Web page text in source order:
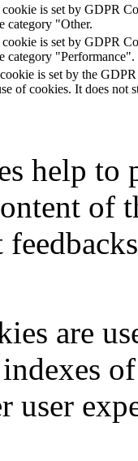
is set by GDPR
category "Other.
is set by GDPR
category "Performance".
is set by the
of cookies. It does not
help to
of
are
user